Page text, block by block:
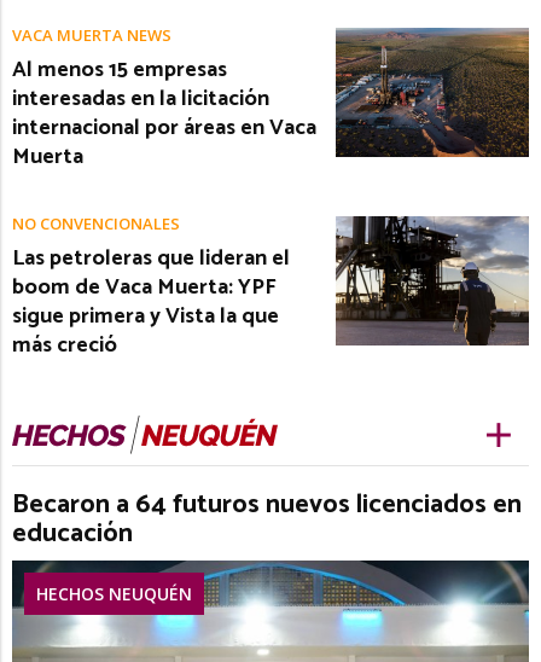
VACA MUERTA NEWS
Al menos 15 empresas
interesadas en la licitación
internacional por áreas en Vaca
Muerta
NO CONVENCIONALES
Las petroleras que lideran el
boom de Vaca Muerta: YPF
sigue primera y Vista la que
más creció
Becaron a 64 futuros nuevos licenciados en
educación
HECHOS NEUQUÉN